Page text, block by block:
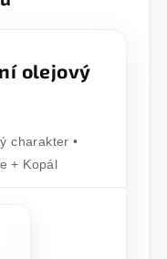
olejový
charakter •
+ Kopál